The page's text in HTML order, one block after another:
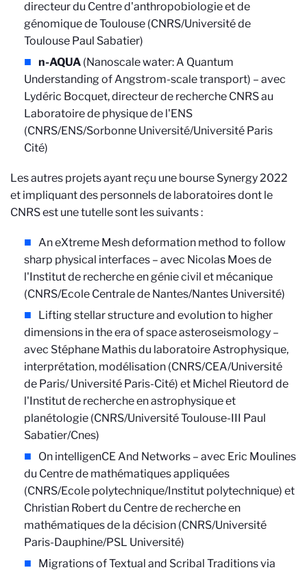
directeur du Centre d'anthropobiologie et de
génomique de Toulouse (CNRS/Université de
Toulouse Paul Sabatier)
n-AQUA (Nanoscale water: A Quantum
Understanding of Angstrom-scale transport) – avec
Lydéric Bocquet, directeur de recherche CNRS au
Laboratoire de physique de l'ENS
(CNRS/ENS/Sorbonne Université/Université Paris
Cité)
Les autres projets ayant reçu une bourse Synergy 2022
et impliquant des personnels de laboratoires dont le
CNRS est une tutelle sont les suivants :
An eXtreme Mesh deformation method to follow
sharp physical interfaces – avec Nicolas Moes de
l'Institut de recherche en génie civil et mécanique
(CNRS/Ecole Centrale de Nantes/Nantes Université)
Lifting stellar structure and evolution to higher
dimensions in the era of space asteroseismology –
avec Stéphane Mathis du laboratoire Astrophysique,
interprétation, modélisation (CNRS/CEA/Université
de Paris/ Université Paris-Cité) et Michel Rieutord de
l'Institut de recherche en astrophysique et
planétologie (CNRS/Université Toulouse-III Paul
Sabatier/Cnes)
On intelligenCE And Networks – avec Eric Moulines
du Centre de mathématiques appliquées
(CNRS/Ecole polytechnique/Institut polytechnique) et
Christian Robert du Centre de recherche en
mathématiques de la décision (CNRS/Université
Paris-Dauphine/PSL Université)
Migrations of Textual and Scribal Traditions via